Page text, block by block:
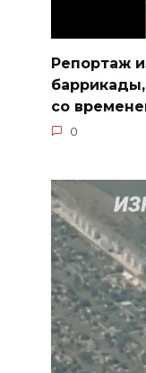
Репортаж
со
0